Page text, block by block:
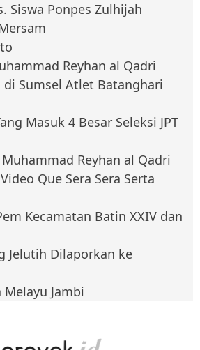
Siswa Ponpes Zulhijah
Reyhan al Qadri
di Sumsel Atlet Batanghari
Masuk 4 Besar Seleksi JPT
Reyhan al Qadri
Que Sera Sera Serta
Kecamatan Batin XXIV dan
Jelutih Dilaporkan ke
Melayu Jambi